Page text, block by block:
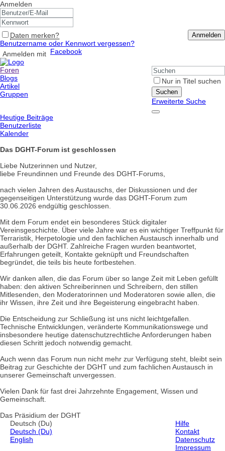
Anmelden
Daten merken? Anmelden
Benutzername oder Kennwort vergessen?
Anmelden mit Facebook
Nur in Titel suchen
Suchen
Erweiterte Suche
Foren
Blogs
Artikel
Gruppen
Heutige Beiträge
Benutzerliste
Kalender
Das DGHT-Forum ist geschlossen
Liebe Nutzerinnen und Nutzer,
liebe Freundinnen und Freunde des DGHT-Forums,
nach vielen Jahren des Austauschs, der Diskussionen und der
gegenseitigen Unterstützung wurde das DGHT-Forum zum
30.06.2026 endgültig geschlossen.
Mit dem Forum endet ein besonderes Stück digitaler
Vereinsgeschichte. Über viele Jahre war es ein wichtiger Treffpunkt für
Terraristik, Herpetologie und den fachlichen Austausch innerhalb und
außerhalb der DGHT. Zahlreiche Fragen wurden beantwortet,
Erfahrungen geteilt, Kontakte geknüpft und Freundschaften
begründet, die teils bis heute fortbestehen.
Wir danken allen, die das Forum über so lange Zeit mit Leben gefüllt
haben: den aktiven Schreiberinnen und Schreibern, den stillen
Mitlesenden, den Moderatorinnen und Moderatoren sowie allen, die
ihr Wissen, ihre Zeit und ihre Begeisterung eingebracht haben.
Die Entscheidung zur Schließung ist uns nicht leichtgefallen.
Technische Entwicklungen, veränderte Kommunikationswege und
insbesondere heutige datenschutzrechtliche Anforderungen haben
diesen Schritt jedoch notwendig gemacht.
Auch wenn das Forum nun nicht mehr zur Verfügung steht, bleibt sein
Beitrag zur Geschichte der DGHT und zum fachlichen Austausch in
unserer Gemeinschaft unvergessen.
Vielen Dank für fast drei Jahrzehnte Engagement, Wissen und
Gemeinschaft.
Das Präsidium der DGHT
Deutsch (Du)
Deutsch (Du)
English
Hilfe
Kontakt
Datenschutz
Impressum